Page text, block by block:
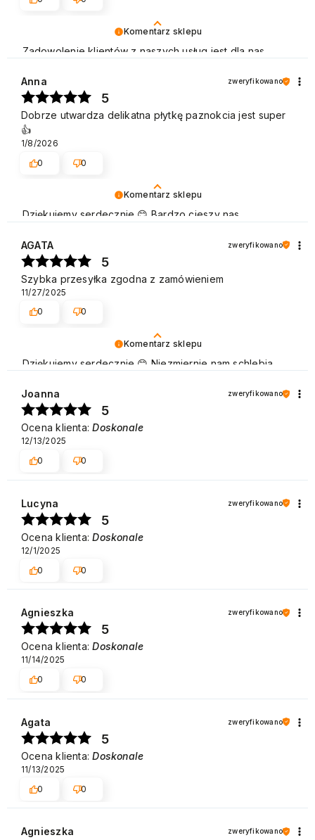
Komentarz sklepu
Zadowolenie klientów z naszych usług jest dla nas
właśnie było. Pozdrawiamy
Komentarz sklepu
Dziękujemy serdecznie 😊 Bardzo cieszy nas
Pozdrawiamy
Anna zweryfikowano
5
Dobrze utwardza delikatna płytkę paznokcia jest super
👍️
1/8/2026
0
0
Komentarz sklepu
Dziękujemy serdecznie 😊 Niezmiernie nam schlebia
się dużą popularnością zarówno w użytku domowym,
jak i w gabinetach kosmetycznych. Pozdrawiamy
AGATA zweryfikowano
5
Szybka przesyłka zgodna z zamówieniem
11/27/2025
0
0
Joanna zweryfikowano
5
Ocena klienta:Doskonale
12/13/2025
0
0
Lucyna zweryfikowano
5
Ocena klienta:Doskonale
12/1/2025
0
0
Agnieszka zweryfikowano
5
Ocena klienta:Doskonale
11/14/2025
0
0
Agata zweryfikowano
5
Ocena klienta:Doskonale
11/13/2025
0
0
Agnieszka zweryfikowano